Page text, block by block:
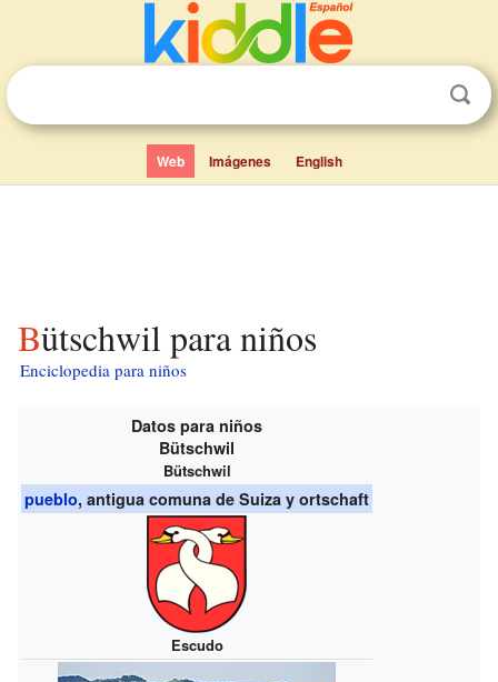
Web Imágenes English
Bütschwil para niños
Enciclopedia para niños
Datos para niños
Bütschwil
Bütschwil
pueblo, antigua comuna de Suiza y ortschaft
Escudo